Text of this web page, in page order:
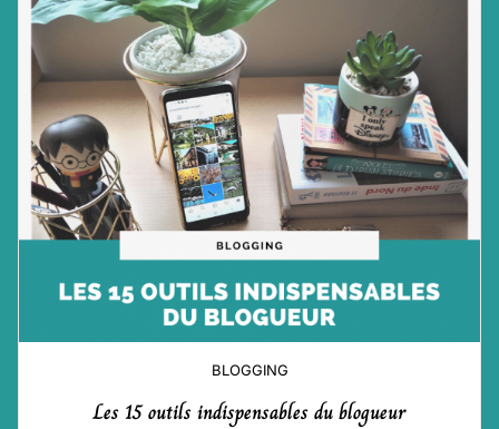
BLOGGING
Les 15 outils indispensables du blogueur